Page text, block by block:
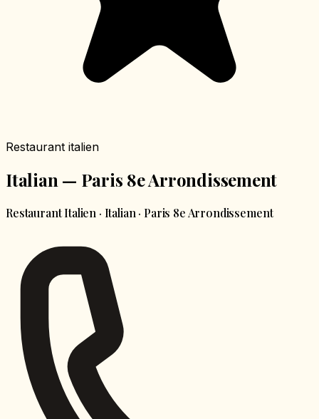
Restaurant italien
Italian — Paris 8e Arrondissement
Restaurant Italien · Italian · Paris 8e Arrondissement